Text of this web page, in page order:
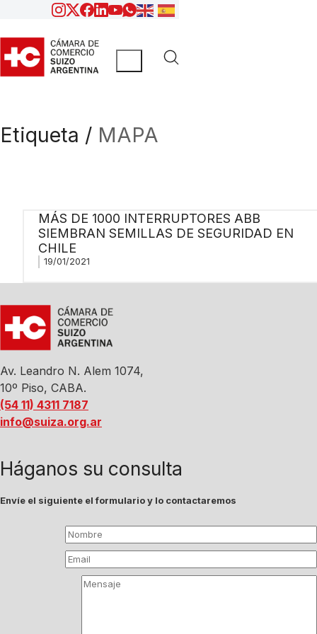
Etiqueta / MAPA
MÁS DE 1000 INTERRUPTORES ABB
SIEMBRAN SEMILLAS DE SEGURIDAD EN
CHILE
19/01/2021
Av. Leandro N. Alem 1074,
10º Piso, CABA.
(54 11) 4311 7187
info@suiza.org.ar
Háganos su consulta
Envíe el siguiente el formulario y lo contactaremos